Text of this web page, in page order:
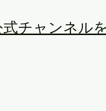
チャンネル